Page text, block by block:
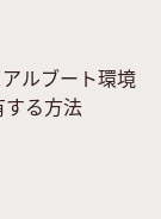
ルブート環境
る方法